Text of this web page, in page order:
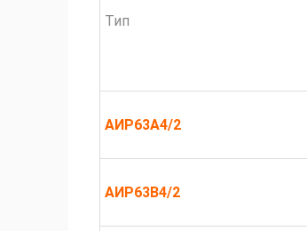
Тип
АИР63А4/2
АИР63В4/2